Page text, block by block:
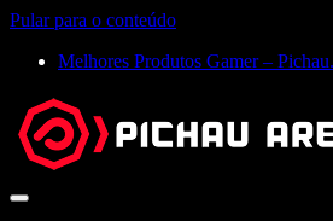
Pular para o conteúdo
Melhores Produtos Gamer –
Abrir